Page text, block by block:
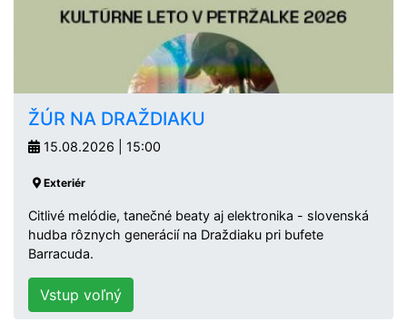
ŽÚR NA DRAŽDIAKU
15.08.2026 | 15:00
Exteriér
Citlivé melódie, tanečné beaty aj elektronika - slovenská
hudba rôznych generácií na Draždiaku pri bufete
Barracuda.
Vstup voľný